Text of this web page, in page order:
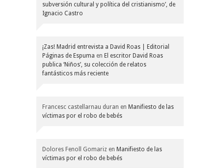
subversión cultural y política del cristianismo’, de
Ignacio Castro
¡Zas! Madrid entrevista a David Roas | Editorial
Páginas de Espuma en El escritor David Roas
publica ‘Niños’, su colección de relatos
fantásticos más reciente
Francesc castellarnau duran en Manifiesto de las
víctimas por el robo de bebés
Dolores Fenoll Gomariz en Manifiesto de las
víctimas por el robo de bebés